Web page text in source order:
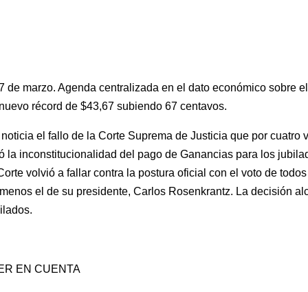
de marzo. Agenda centralizada en el dato económico sobre
récord de $43,67 subiendo 67 centavos.
el fallo de la Corte Suprema de Justicia que por cuatro
la inconstitucionalidad del pago de Ganancias para los
volvió a fallar contra la postura oficial con el voto de
el de su presidente, Carlos Rosenkrantz. La decisión
EN CUENTA